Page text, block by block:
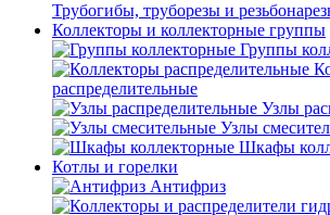
Трубогибы, труборезы и
Коллекторы и коллекторные группы
Группы
распределительные
Узлы
Узлы
Шкафы
Котлы и горелки
Антифриз